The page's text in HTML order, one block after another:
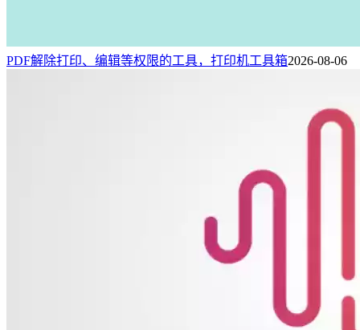
PDF解除打印、编辑等权限的工具，打印机工具箱2026-08-06